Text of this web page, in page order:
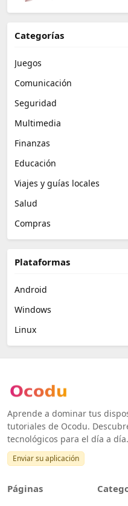
Categorías
Juegos
Comunicación
Seguridad
Multimedia
Finanzas
Educación
Viajes y guías locales
Salud
Compras
Plataformas
Android
Windows
Linux
Aprende a dominar tus
tutoriales de Ocodu.
tecnológicos para el día a día.
Enviar su aplicación
Páginas